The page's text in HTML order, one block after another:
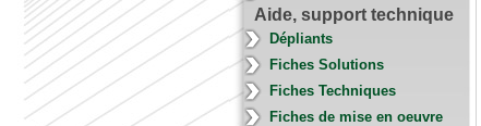
Aide, support technique
Dépliants
Fiches Solutions
Fiches Techniques
Fiches de mise en oeuvre